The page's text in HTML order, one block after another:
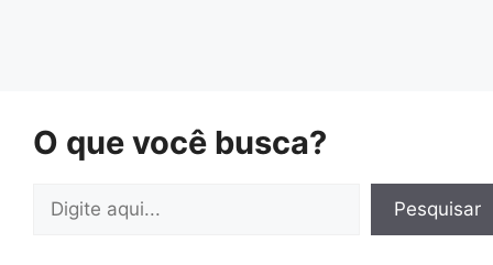
O que você busca?
Pesquisar
Pesquisar